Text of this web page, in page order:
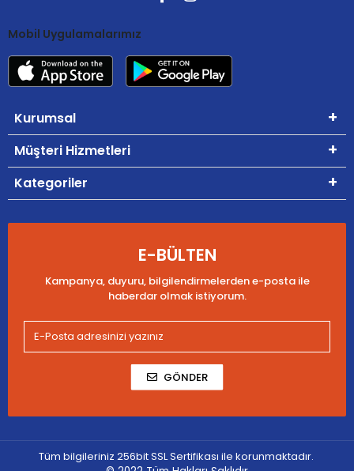
Mobil Uygulamalarımız
Kurumsal
Müşteri Hizmetleri
Kategoriler
E-BÜLTEN
Kampanya, duyuru, bilgilendirmelerden e-posta ile
haberdar olmak istiyorum.
GÖNDER
Tüm bilgileriniz 256bit SSL Sertifikası ile korunmaktadır.